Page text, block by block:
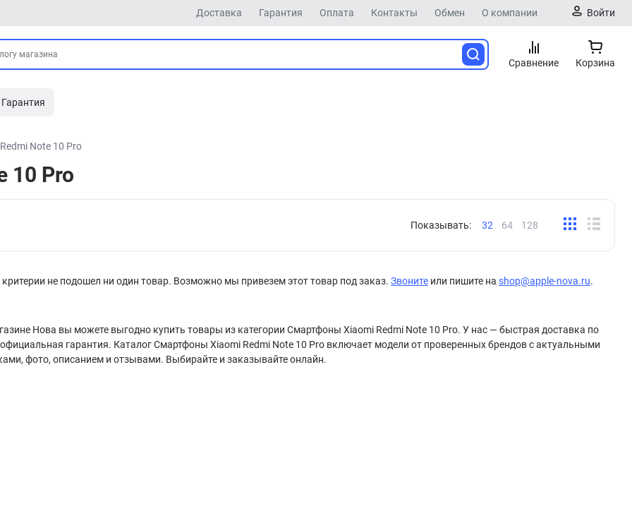
Доставка Гарантия Оплата Контакты Обмен О компании Войти
Сравнение Корзина
Гарантия
Redmi Note 10 Pro
10 Pro
Показывать: 32 64 128
не подошел ни один товар. Возможно мы привезем этот товар под заказ. Звоните или пишите на shop@apple-nova.ru.
Нова вы можете выгодно купить товары из категории Смартфоны Xiaomi Redmi Note 10 Pro. У нас — быстрая доставка по
гарантия. Каталог Смартфоны Xiaomi Redmi Note 10 Pro включает модели от проверенных брендов с актуальными
фото, описанием и отзывами. Выбирайте и заказывайте онлайн.